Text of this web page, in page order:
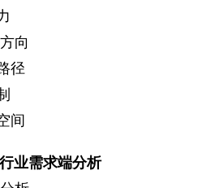
向
径
间
业需求端分析